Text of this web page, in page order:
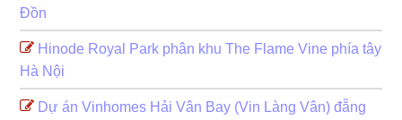
Đồn
Hinode Royal Park phân khu The Flame Vine phía tây
Hà Nội
Dự án Vinhomes Hải Vân Bay (Vin Làng Vân) đẵng